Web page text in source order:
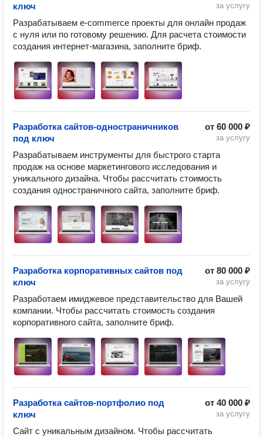
за услугу
ключ
Разрабатываем e-commerce проекты для онлайн продаж
с нуля или по готовому решению. Для расчета стоимости
создания интернет-магазина, заполните бриф.
от 60 000 ₽
за услугу
Разработка сайтов-одностраничников
под ключ
Разрабатываем инструменты для быстрого старта
продаж на основе маркетингового исследования и
уникального дизайна. Чтобы рассчитать стоимость
создания одностраничного сайта, заполните бриф.
от 80 000 ₽
за услугу
Разработка корпоративных сайтов под
ключ
Разработаем имиджевое представительство для Вашей
компании. Чтобы рассчитать стоимость создания
корпоративного сайта, заполните бриф.
от 40 000 ₽
за услугу
Разработка сайтов-портфолио под
ключ
Сайт с уникальным дизайном. Чтобы рассчитать